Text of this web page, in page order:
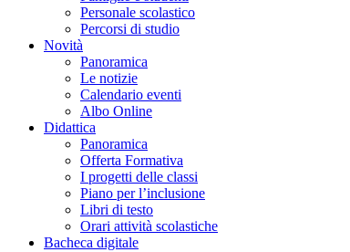
Personale scolastico
Percorsi di studio
Novità
Panoramica
Le notizie
Calendario eventi
Albo Online
Didattica
Panoramica
Offerta Formativa
I progetti delle classi
Piano per l’inclusione
Libri di testo
Orari attività scolastiche
Bacheca digitale